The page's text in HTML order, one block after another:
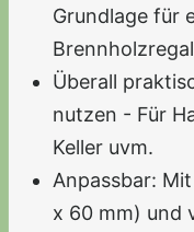
Grundlage für
Brennholzregal
Überall
nutzen - Für
Keller uvm.
Anpassbar:
x 60 mm) und